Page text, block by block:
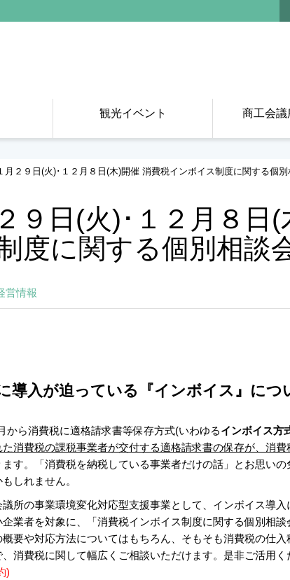
観光イベント 商工会議
月２９日(火)･１２月８日(木)開催 消費税インボイス制度に関する個
９日(火)･１２月８日
度に関する個別相談
営情報
導入が迫っている『インボイス』につ
から消費税に適格請求書等保存方式(いわゆるインボイス方
消費税の課税事業者が交付する適格請求書の保存が、消費
ます。「消費税を納税している事業者だけの話」とお思いの
しれません。
所の事業環境変化対応型支援事業として、インボイス導
業者を対象に、「消費税インボイス制度に関する個別相談
要や対応方法についてはもちろん、そもそも消費税の仕入
消費税に関して幅広くご相談いただけます。是非ご活用く
)